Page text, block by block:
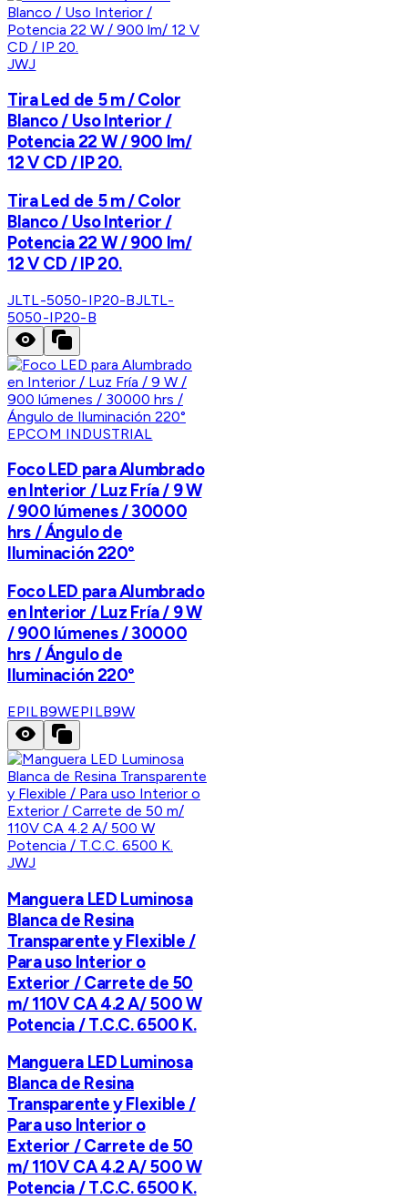
JWJ
Tira Led de 5 m / Color
Blanco / Uso Interior /
Potencia 22 W / 900 lm/
12 V CD / IP 20.
Tira Led de 5 m / Color
Blanco / Uso Interior /
Potencia 22 W / 900 lm/
12 V CD / IP 20.
JLTL-5050-IP20-BJLTL-
5050-IP20-B
EPCOM INDUSTRIAL
Foco LED para Alumbrado
en Interior / Luz Fría / 9 W
/ 900 lúmenes / 30000
hrs / Ángulo de
Iluminación 220°
Foco LED para Alumbrado
en Interior / Luz Fría / 9 W
/ 900 lúmenes / 30000
hrs / Ángulo de
Iluminación 220°
EPILB9WEPILB9W
JWJ
Manguera LED Luminosa
Blanca de Resina
Transparente y Flexible /
Para uso Interior o
Exterior / Carrete de 50
m/ 110V CA 4.2 A/ 500 W
Potencia / T.C.C. 6500 K.
Manguera LED Luminosa
Blanca de Resina
Transparente y Flexible /
Para uso Interior o
Exterior / Carrete de 50
m/ 110V CA 4.2 A/ 500 W
Potencia / T.C.C. 6500 K.